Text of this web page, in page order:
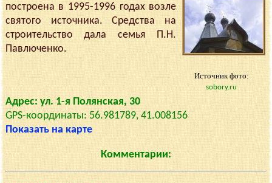
Источник фото:
sobory.ru
построена в 1995-1996 годах возле
святого источника. Средства на
строительство дала семья П.Н.
Павлюченко.
Адрес: ул. 1-я Полянская, 30
GPS-координаты: 56.981789, 41.008156
Показать на карте
Комментарии: